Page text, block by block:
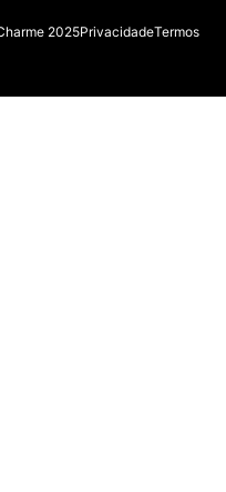
2025PrivacidadeTermos